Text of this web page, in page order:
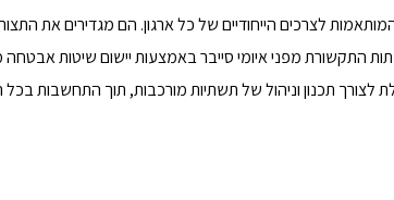
לצרכים הייחודיים של כל ארגון. הם מגדירים את
התקשורת מפני איומי סייבר באמצעות יישום שיטות
לצורך תכנון וניהול של תשתיות מורכבות, תוך התחשבות